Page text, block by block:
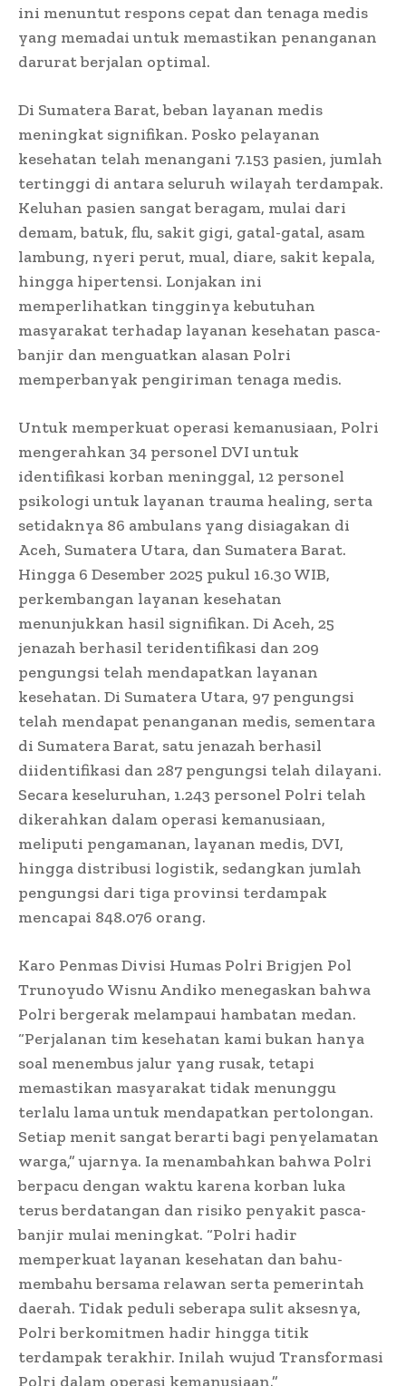
ini menuntut respons cepat dan tenaga medis
yang memadai untuk memastikan penanganan
darurat berjalan optimal.
Di Sumatera Barat, beban layanan medis
meningkat signifikan. Posko pelayanan
kesehatan telah menangani 7.153 pasien, jumlah
tertinggi di antara seluruh wilayah terdampak.
Keluhan pasien sangat beragam, mulai dari
demam, batuk, flu, sakit gigi, gatal-gatal, asam
lambung, nyeri perut, mual, diare, sakit kepala,
hingga hipertensi. Lonjakan ini
memperlihatkan tingginya kebutuhan
masyarakat terhadap layanan kesehatan pasca-
banjir dan menguatkan alasan Polri
memperbanyak pengiriman tenaga medis.
Untuk memperkuat operasi kemanusiaan, Polri
mengerahkan 34 personel DVI untuk
identifikasi korban meninggal, 12 personel
psikologi untuk layanan trauma healing, serta
setidaknya 86 ambulans yang disiagakan di
Aceh, Sumatera Utara, dan Sumatera Barat.
Hingga 6 Desember 2025 pukul 16.30 WIB,
perkembangan layanan kesehatan
menunjukkan hasil signifikan. Di Aceh, 25
jenazah berhasil teridentifikasi dan 209
pengungsi telah mendapatkan layanan
kesehatan. Di Sumatera Utara, 97 pengungsi
telah mendapat penanganan medis, sementara
di Sumatera Barat, satu jenazah berhasil
diidentifikasi dan 287 pengungsi telah dilayani.
Secara keseluruhan, 1.243 personel Polri telah
dikerahkan dalam operasi kemanusiaan,
meliputi pengamanan, layanan medis, DVI,
hingga distribusi logistik, sedangkan jumlah
pengungsi dari tiga provinsi terdampak
mencapai 848.076 orang.
Karo Penmas Divisi Humas Polri Brigjen Pol
Trunoyudo Wisnu Andiko menegaskan bahwa
Polri bergerak melampaui hambatan medan.
“Perjalanan tim kesehatan kami bukan hanya
soal menembus jalur yang rusak, tetapi
memastikan masyarakat tidak menunggu
terlalu lama untuk mendapatkan pertolongan.
Setiap menit sangat berarti bagi penyelamatan
warga,” ujarnya. Ia menambahkan bahwa Polri
berpacu dengan waktu karena korban luka
terus berdatangan dan risiko penyakit pasca-
banjir mulai meningkat. “Polri hadir
memperkuat layanan kesehatan dan bahu-
membahu bersama relawan serta pemerintah
daerah. Tidak peduli seberapa sulit aksesnya,
Polri berkomitmen hadir hingga titik
terdampak terakhir. Inilah wujud Transformasi
Polri dalam operasi kemanusiaan.”